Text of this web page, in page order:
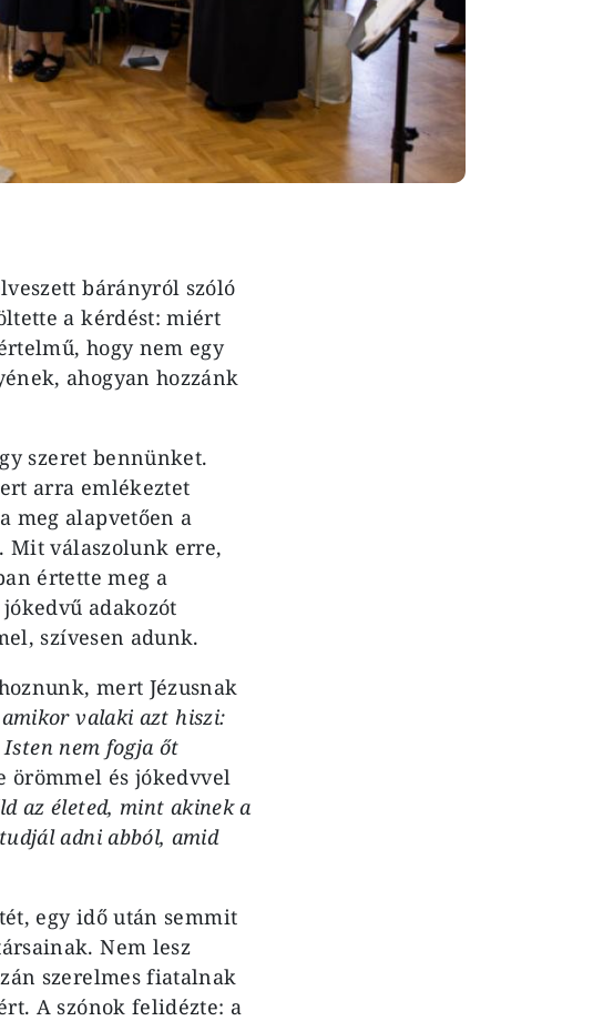
bárányról szóló
a kérdést: miért
hogy nem egy
ahogyan hozzánk
szeret bennünket.
arra emlékeztet
meg alapvetően a
Mit válaszolunk erre,
értette meg a
adakozót
szívesen adunk.
mert Jézusnak
valaki azt hiszi:
nem fogja őt
örömmel és jókedvvel
az életed, mint akinek a
adni abból, amid
egy idő után semmit
Nem lesz
szerelmes fiatalnak
A szónok felidézte: a